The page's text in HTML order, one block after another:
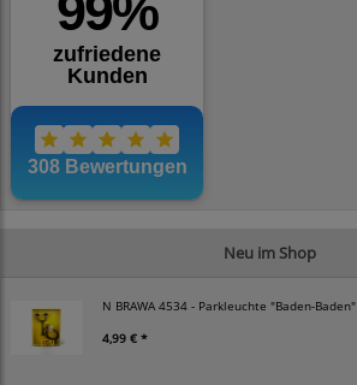
Neu im Shop
N BRAWA 4534 - Parkleuchte "Baden-Baden"
4,99 € *